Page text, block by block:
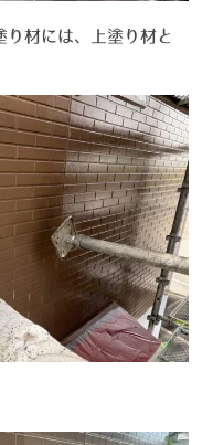
材には、上塗り材と